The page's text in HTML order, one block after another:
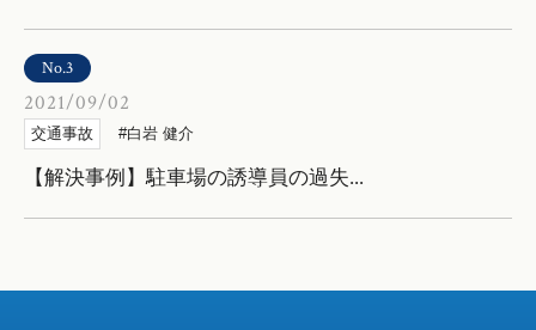
No.3
2021/09/02
交通事故 白岩 健介
【解決事例】駐車場の誘導員の過失...